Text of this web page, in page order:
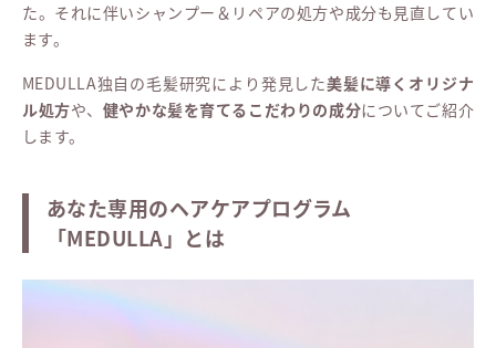
た。それに伴いシャンプー＆リペアの処方や成分も見直してい
ます。
MEDULLA独自の毛髪研究により発見した美髪に導くオリジナ
ル処方や、 健やかな髪を育てるこだわりの成分についてご紹介
します。
あなた専用のヘアケアプログラム
「MEDULLA」とは